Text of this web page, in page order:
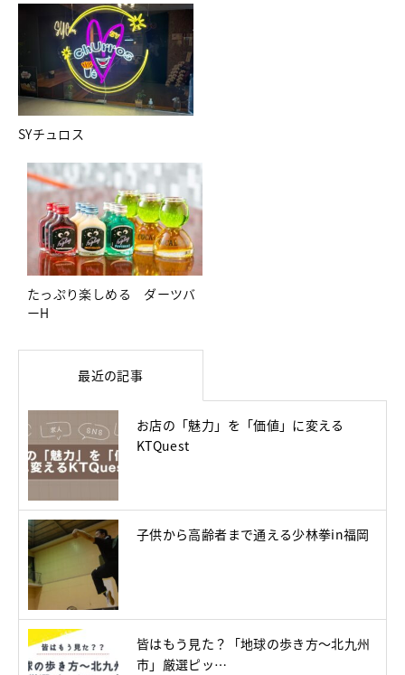
SYチュロス
たっぷり楽しめる ダーツバ
ーH
最近の記事
お店の「魅力」を「価値」に変える
KTQuest
子供から高齢者まで通える少林拳in福岡
皆はもう見た？「地球の歩き方～北九州
市」厳選ピッ…